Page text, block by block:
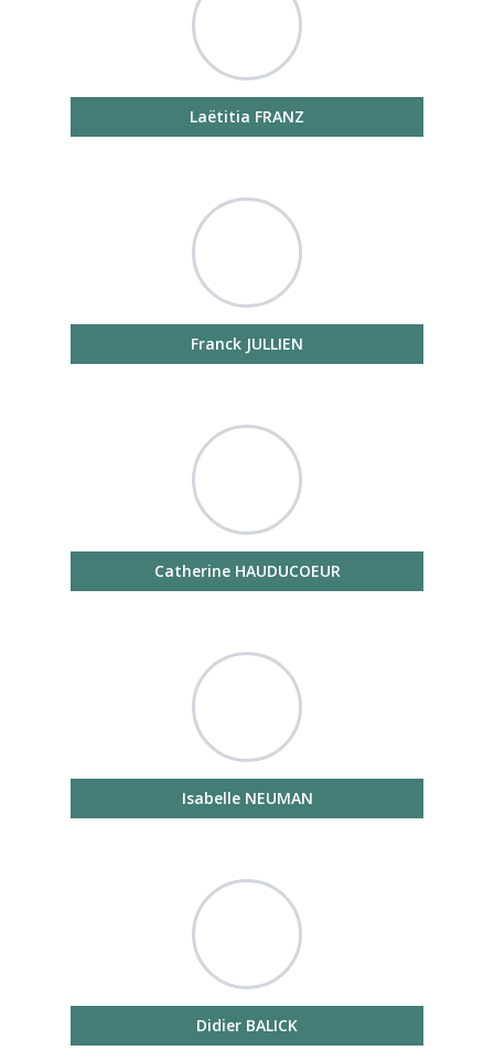
Laëtitia FRANZ
Franck JULLIEN
Catherine HAUDUCOEUR
Isabelle NEUMAN
Didier BALICK